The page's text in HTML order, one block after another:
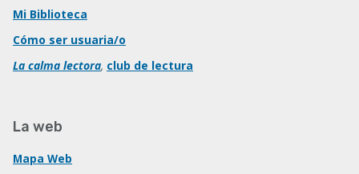
Mi Biblioteca
Cómo ser usuaria/o
La calma lectora, club de lectura
La web
Mapa Web